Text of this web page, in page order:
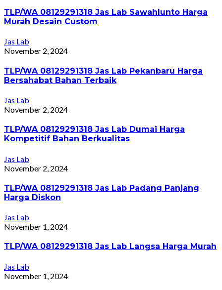
TLP/WA 08129291318 Jas Lab Sawahlunto Harga
Murah Desain Custom
Jas Lab
November 2, 2024
TLP/WA 08129291318 Jas Lab Pekanbaru Harga
Bersahabat Bahan Terbaik
Jas Lab
November 2, 2024
TLP/WA 08129291318 Jas Lab Dumai Harga
Kompetitif Bahan Berkualitas
Jas Lab
November 2, 2024
TLP/WA 08129291318 Jas Lab Padang Panjang
Harga Diskon
Jas Lab
November 1, 2024
TLP/WA 08129291318 Jas Lab Langsa Harga Murah
Jas Lab
November 1, 2024